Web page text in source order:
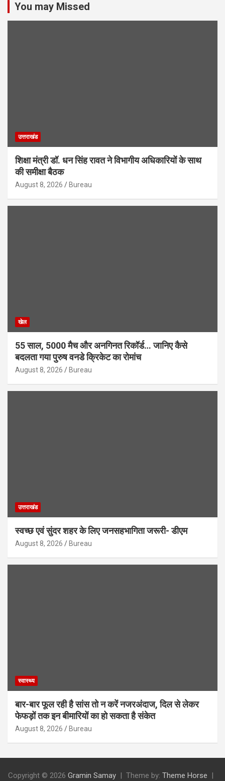
You may Missed
उत्तराखंड
शिक्षा मंत्री डॉ. धन सिंह रावत ने विभागीय अधिकारियों के साथ
की समीक्षा बैठक
August 8, 2026 Bureau
खेल
55 साल, 5000 मैच और अनगिनत रिकॉर्ड… जानिए कैसे
बदलता गया पुरुष वनडे क्रिकेट का रोमांच
August 8, 2026 Bureau
उत्तराखंड
स्वच्छ एवं सुंदर शहर के लिए जनसहभागिता जरूरी- डीएम
August 8, 2026 Bureau
स्वास्थ्य
बार-बार फूल रही है सांस तो न करें नजरअंदाज, दिल से लेकर
फेफड़ों तक इन बीमारियों का हो सकता है संकेत
August 8, 2026 Bureau
Copyright © 2026 Gramin Samay Theme by: Theme Horse